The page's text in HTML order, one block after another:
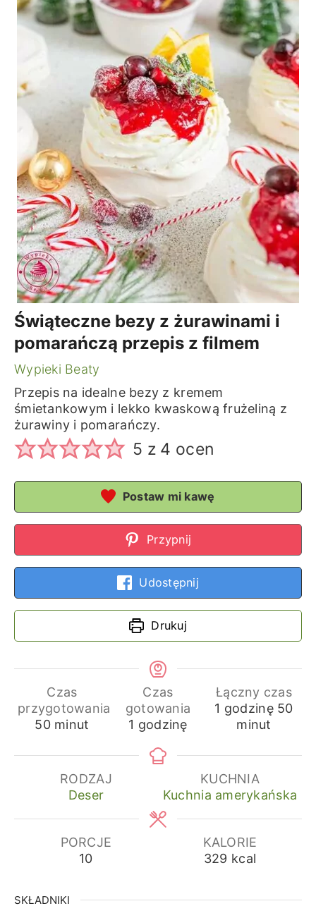
Świąteczne bezy z żurawinami i
pomarańczą przepis z filmem
Wypieki Beaty
Przepis na idealne bezy z kremem
śmietankowym i lekko kwaskową frużeliną z
żurawiny i pomarańczy.
5 z 4 ocen
Postaw mi kawę
Przypnij
Udostępnij
Drukuj
Czas
przygotowania
50minuty
minut
Czas
gotowania
1 godzina
godzinę
Łączny czas
1 godzina
godzinę 50
minut
RODZAJ
Deser
KUCHNIA
Kuchnia amerykańska
PORCJE
10
KALORIE
329 kcal
SKŁADNIKI